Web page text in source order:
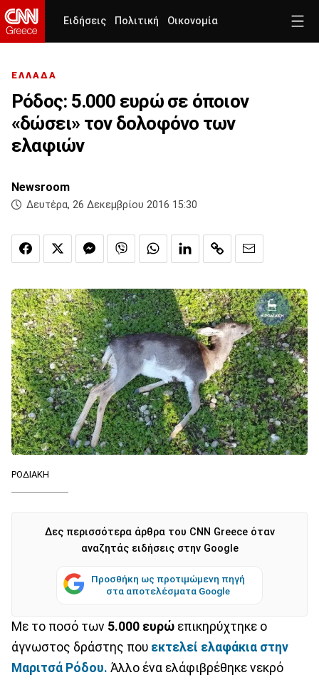
Ειδήσεις Πολιτική Οικονομία
ΕΛΛΑΔΑ
Ρόδος: 5.000 ευρώ σε όποιον
«δώσει» τον δολοφόνο των
ελαφιών
Newsroom
Δευτέρα, 26 Δεκεμβρίου 2016 15:30
ΡΟΔΙΑΚΗ
Δες περισσότερα άρθρα του CNN Greece όταν
αναζητάς ειδήσεις στην Google
Προσθήκη ως προτιμώμενη πηγή
στα αποτελέσματα Google
Με το ποσό των 5.000 ευρώ επικηρύχτηκε ο
άγνωστος δράστης που εκτελεί ελαφάκια στην
Μαριτσά Ρόδου. Άλλο ένα ελάφιβρέθηκε νεκρό